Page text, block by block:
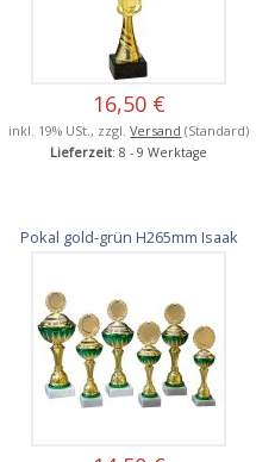
16,50 €
inkl. 19% USt., zzgl.Versand (Standard)
Lieferzeit: 8 - 9 Werktage
Pokal gold-grün H265mm Isaak